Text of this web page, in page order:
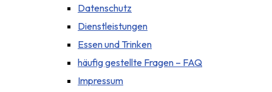
Datenschutz
Dienstleistungen
Essen und Trinken
häufig gestellte Fragen – FAQ
Impressum